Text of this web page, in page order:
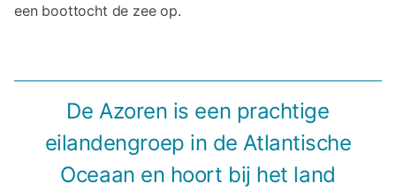
een boottocht de zee op.
De Azoren is een prachtige
eilandengroep in de Atlantische
Oceaan en hoort bij het land